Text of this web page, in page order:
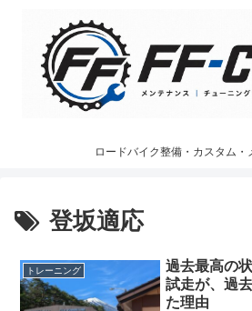
ロードバイク整備・カスタム・
登坂適応
トレーニング
過去最高の
試走が、過
た理由